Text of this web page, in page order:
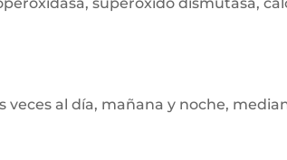
al día, mañana y noche,